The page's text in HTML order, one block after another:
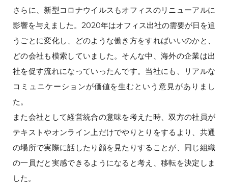
さらに、新型コロナウイルスもオフィスのリニューアルに
影響を与えました。2020年はオフィス出社の需要が日を追
うごとに変化し、どのような働き方をすればいいのかと、
どの会社も模索していました。そんな中、海外の企業は出
社を促す流れになっていったんです。当社にも、リアルな
コミュニケーションが価値を生むという意見がありまし
た。
また会社として経営統合の意味を考えた時、双方の社員が
テキストやオンライン上だけでやりとりをするより、共通
の場所で実際に話したり顔を見たりすることが、同じ組織
の一員だと実感できるようになると考え、移転を決定しま
した。